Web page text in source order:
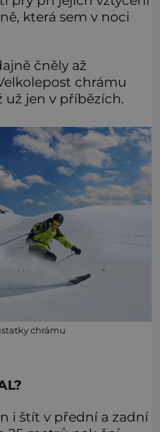
která sem v noci
čněly až
chrámu
už jen v příbězích.
chrámu
i štít v přední a zadní